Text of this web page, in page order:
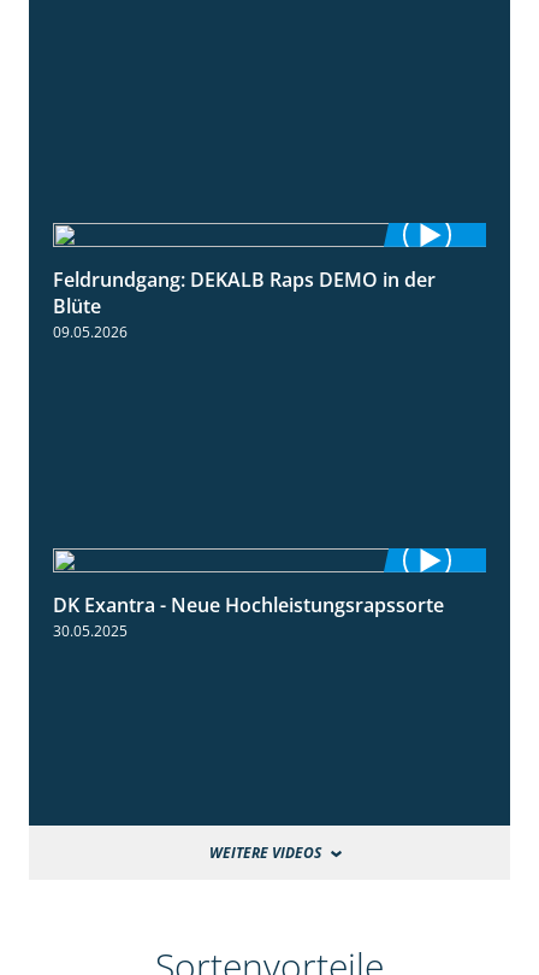
2:37
Feldrundgang: DEKALB Raps DEMO in der
Blüte
09.05.2026
2:15
DK Exantra - Neue Hochleistungsrapssorte
30.05.2025
WEITERE VIDEOS